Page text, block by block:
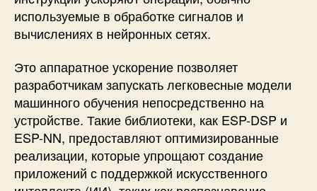
используемые в обработке сигналов и
вычислениях в нейронных сетях.
Это аппаратное ускорение позволяет
разработчикам запускать легковесные модели
машинного обучения непосредственно на
устройстве. Такие библиотеки, как ESP-DSP и
ESP-NN, предоставляют оптимизированные
реализации, которые упрощают создание
приложений с поддержкой искусственного